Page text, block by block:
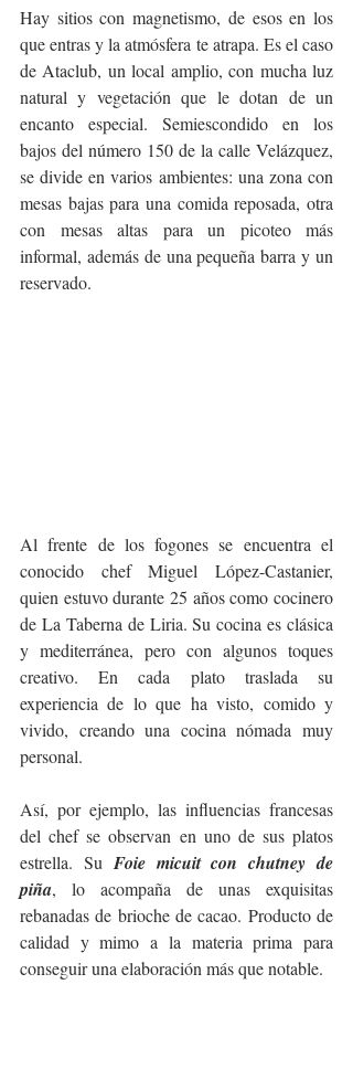
Hay sitios con magnetismo, de esos en los
que entras y la atmósfera te atrapa. Es el caso
de Ataclub, un local amplio, con mucha luz
natural y vegetación que le dotan de un
encanto especial. Semiescondido en los
bajos del número 150 de la calle Velázquez,
se divide en varios ambientes: una zona con
mesas bajas para una comida reposada, otra
con mesas altas para un picoteo más
informal, además de una pequeña barra y un
reservado.
Al frente de los fogones se encuentra el
conocido chef Miguel López-Castanier,
quien estuvo durante 25 años como cocinero
de La Taberna de Liria. Su cocina es clásica
y mediterránea, pero con algunos toques
creativo. En cada plato traslada su
experiencia de lo que ha visto, comido y
vivido, creando una cocina nómada muy
personal.
Así, por ejemplo, las influencias francesas
del chef se observan en uno de sus platos
estrella. Su Foie micuit con chutney de
piña, lo acompaña de unas exquisitas
rebanadas de brioche de cacao. Producto de
calidad y mimo a la materia prima para
conseguir una elaboración más que notable.